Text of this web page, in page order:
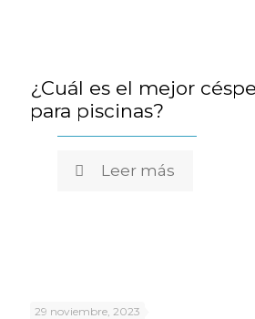
¿Cuál es el mejor
para piscinas?
Leer más
29 noviembre, 2023